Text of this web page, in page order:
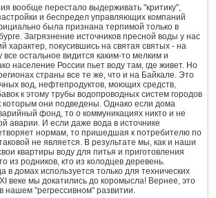
вообще перестало выдерживать "критику",
и беспредел управляющих компаний
была признана терпимой только в
Загрязнение источников пресной воды у нас
характер, покусившись на святая святых - на
остальное видится каким-то мелким и
население России пьет воду там, где живет. Но
страны все те же, что и на Байкале. Это
вод, нефтепродуктов, моющих средств,
к этому трубы водопроводных систем городов
они подведены. Однако если дома
фонд, то о коммуникациях никто и не
аварии. И если даже вода в источнике
нормам, то пришедшая к потребителю по
не является. В результате мы, как и наши
квартиры воду для питья и приготовления
из родников, кто из колодцев деревень.
в домах используется только для технических
веке мы докатились до коромысла! Вернее, это
нашем "регрессивном" развитии.